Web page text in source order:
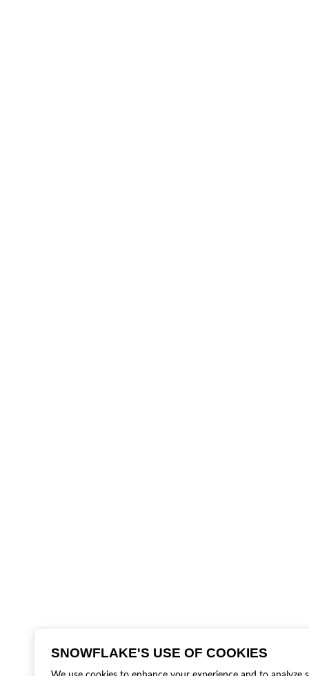
SNOWFLAKE'S USE OF COOKIES